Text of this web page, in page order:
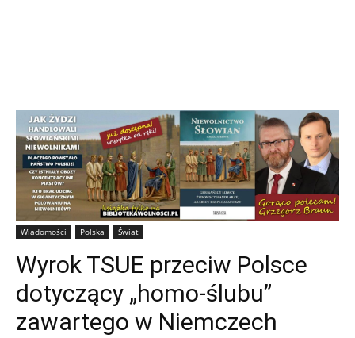
Wiadomości Polska Świat
Wyrok TSUE przeciw Polsce
dotyczący „homo-ślubu”
zawartego w Niemczech